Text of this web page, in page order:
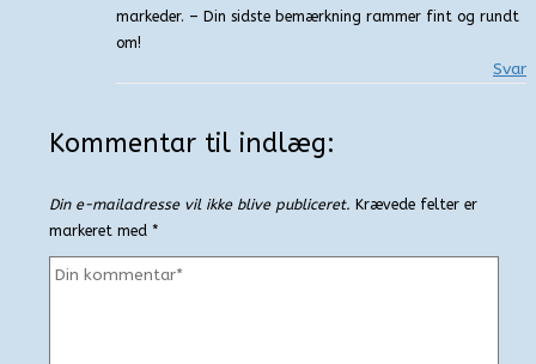
markeder. – Din sidste bemærkning rammer fint og rundt
om!
Svar
Kommentar til indlæg:
Din e-mailadresse vil ikke blive publiceret. Krævede felter er
markeret med *